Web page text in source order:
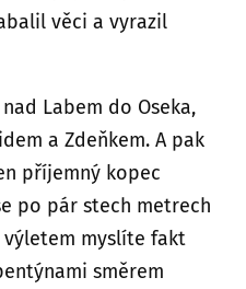
věci a vyrazil
Labem do Oseka,
a Zdeňkem. A pak
příjemný kopec
po pár stech metrech
myslíte fakt
směrem